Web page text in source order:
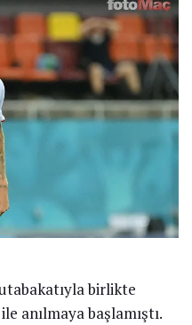
birlikte
anılmaya başlamıştı.